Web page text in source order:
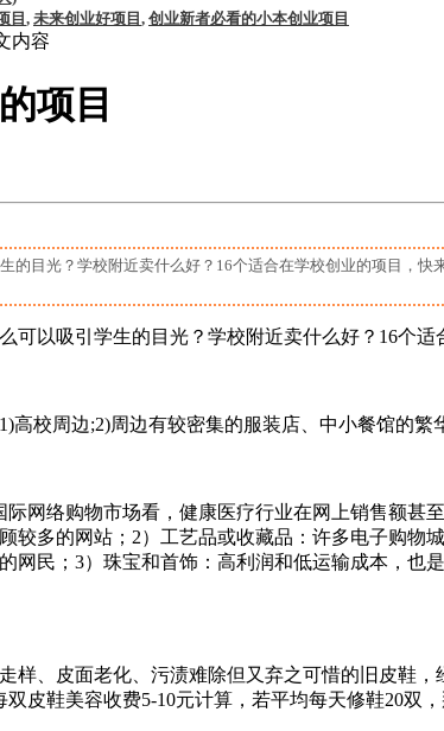
目 , 未来创业好项目 , 创业新者必看的小本创业项目
内容
项目
的目光？学校附近卖什么好？16个适合在学校创业的项目
以吸引学生的目光？学校附近卖什么好？16个适
周边;2)周边有较密集的服装店、中小餐馆的繁
络购物市场看，健康医疗行业在网上销售额甚
多的网站；2）工艺品或收藏品：许多电子购物
民；3）珠宝和首饰：高利润和低运输成本，也
、皮面老化、污渍难除但又弃之可惜的旧皮鞋，
皮鞋美容收费5-10元计算，若平均每天修鞋20双